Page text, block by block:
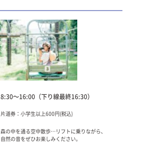
8:30～16:00（下り線最終16:30）
片道券：小学生以上600円(税込)
森の中を通る空中散歩…リフトに乗りながら、
自然の音をぜひお楽しみください。